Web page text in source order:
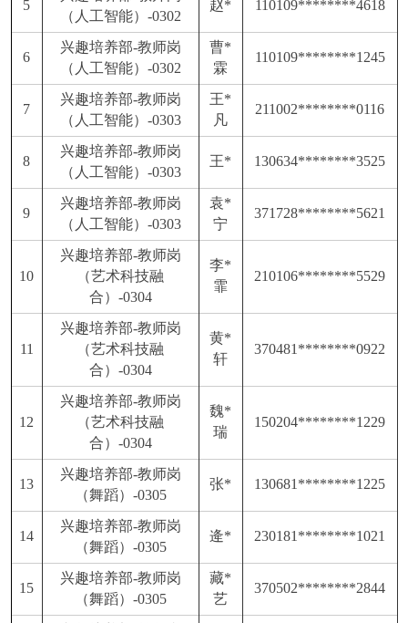
5
（人工智能）-0302
赵* 110109********4618
6
兴趣培养部-教师岗
（人工智能）-0302
曹*
霖
110109********1245
7
兴趣培养部-教师岗
（人工智能）-0303
王*
凡
211002********0116
8
兴趣培养部-教师岗
（人工智能）-0303
王* 130634********3525
9
兴趣培养部-教师岗
（人工智能）-0303
袁*
宁
371728********5621
10
兴趣培养部-教师岗
（艺术科技融
合）-0304
李*
霏
210106********5529
11
兴趣培养部-教师岗
（艺术科技融
合）-0304
黄*
轩
370481********0922
12
兴趣培养部-教师岗
（艺术科技融
合）-0304
魏*
瑞
150204********1229
13
兴趣培养部-教师岗
（舞蹈）-0305
张* 130681********1225
14
兴趣培养部-教师岗
（舞蹈）-0305
逄* 230181********1021
15
兴趣培养部-教师岗
（舞蹈）-0305
藏*
艺
370502********2844